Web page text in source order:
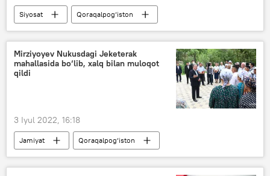
Siyosat
Qoraqalpog‘iston
Qozog‘iston
O‘zbekiston
Mirziyoyev Nukusdagi Jeketerak
mahallasida bo‘lib, xalq bilan muloqot
qildi
3 Iyul 2022, 16:18
Jamiyat
Qoraqalpog‘iston
Shavkat Mirziyoyev